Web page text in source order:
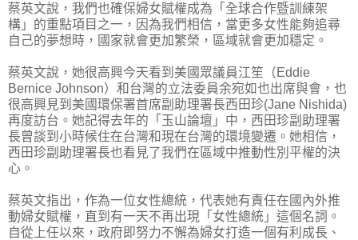
蔡英文說，我們也確保婦女賦權成為「全球合作暨訓練架
構」的重點項目之一，因為我們相信，當更多女性能夠追尋
自己的夢想時，國家就會更加繁榮，區域就會更加穩定。
蔡英文說，她很高興今天看到美國眾議員江笙（Eddie
Bernice Johnson）和台灣的立法委員余宛如也出席與會，也
很高興見到美國環保署首席副助理署長西田珍(Jane Nishida)
再度訪台。她記得去年的「玉山論壇」中，西田珍副助理署
長曾談到小時候住在台灣和現在台灣的環境變遷。她相信，
西田珍副助理署長也看見了我們在區域中推動性別平權的決
心。
蔡英文指出，作為一位女性總統，代表她有責任在國內外推
動婦女賦權，直到有一天不再出現「女性總統」這個名詞。
自從上任以來，政府即努力不懈為婦女打造一個有利成長、